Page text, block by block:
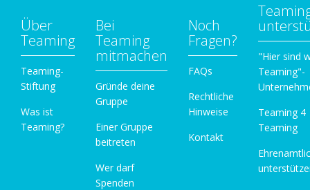
Über
Teaming
Teaming-
Stiftung
Was ist
Teaming?
Bei
Teaming
mitmachen
Gründe deine
Gruppe
Einer Gruppe
beitreten
Wer darf
Spenden
Noch
Fragen?
FAQs
Rechtliche
Hinweise
Kontakt
"Hier sind
Teaming"-
Teaming 4
Teaming